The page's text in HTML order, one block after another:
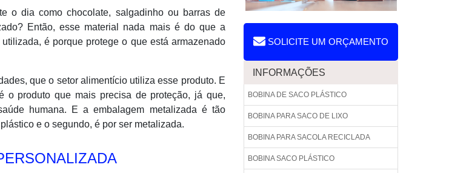
o dia como chocolate, salgadinho ou barras de
Então, esse material nada mais é do que a
é porque protege o que está armazenado
que o setor alimentício utiliza esse produto. E
produto que mais precisa de proteção, já que,
humana. E a embalagem metalizada é tão
e o segundo, é por ser metalizada.
SOLICITE UM ORÇAMENTO
INFORMAÇÕES
BOBINA DE SACO PLÁSTICO
BOBINA PARA SACO DE LIXO
BOBINA PARA SACOLA RECICLADA
BOBINA SACO PLÁSTICO